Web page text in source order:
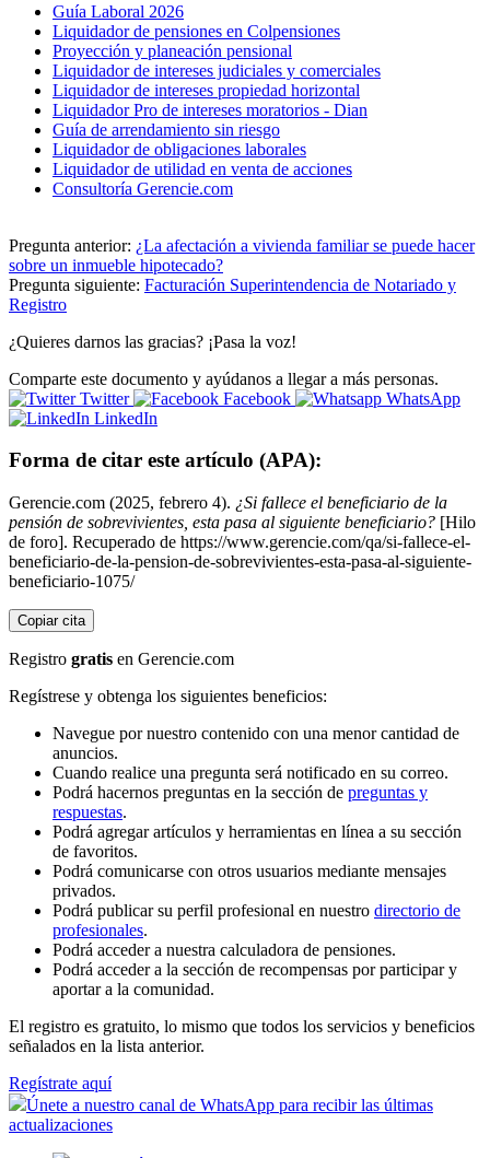
Guía Laboral 2026
Liquidador de pensiones en Colpensiones
Proyección y planeación pensional
Liquidador de intereses judiciales y comerciales
Liquidador de intereses propiedad horizontal
Liquidador Pro de intereses moratorios - Dian
Guía de arrendamiento sin riesgo
Liquidador de obligaciones laborales
Liquidador de utilidad en venta de acciones
Consultoría Gerencie.com
Pregunta anterior: ¿La afectación a vivienda familiar se puede hacer
sobre un inmueble hipotecado?
Pregunta siguiente: Facturación Superintendencia de Notariado y
Registro
¿Quieres darnos las gracias? ¡Pasa la voz!
Comparte este documento y ayúdanos a llegar a más personas.
Twitter
Facebook
WhatsApp
LinkedIn
Forma de citar este artículo (APA):
Gerencie.com (2025, febrero 4). ¿Si fallece el beneficiario de la
pensión de sobrevivientes, esta pasa al siguiente beneficiario? [Hilo
de foro]. Recuperado de https://www.gerencie.com/qa/si-fallece-el-
beneficiario-de-la-pension-de-sobrevivientes-esta-pasa-al-siguiente-
beneficiario-1075/
Copiar cita
Registro gratis en Gerencie.com
Regístrese y obtenga los siguientes beneficios:
Navegue por nuestro contenido con una menor cantidad de
anuncios.
Cuando realice una pregunta será notificado en su correo.
Podrá hacernos preguntas en la sección de preguntas y
respuestas.
Podrá agregar artículos y herramientas en línea a su sección
de favoritos.
Podrá comunicarse con otros usuarios mediante mensajes
privados.
Podrá publicar su perfil profesional en nuestro directorio de
profesionales.
Podrá acceder a nuestra calculadora de pensiones.
Podrá acceder a la sección de recompensas por participar y
aportar a la comunidad.
El registro es gratuito, lo mismo que todos los servicios y beneficios
señalados en la lista anterior.
Regístrate aquí
Únete a nuestro canal de WhatsApp para recibir las últimas
actualizaciones